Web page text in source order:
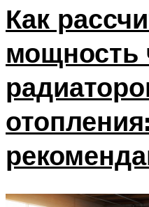
Как
мощность